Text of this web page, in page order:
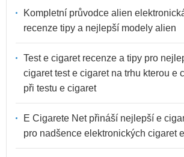
Kompletní průvodce alien
recenze tipy a nejlepší modely alien
Test e cigaret recenze a tipy pro
cigaret test e cigaret na trhu kterou e
při testu e cigaret
E Cigarete Net přináší nejlepší e
pro nadšence elektronických cigaret